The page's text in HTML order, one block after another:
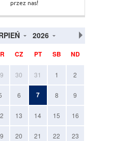
przez nas!
2026
CZ PT SB ND
30 31 1 2
6 7 8 9
13 14 15 16
20 21 22 23